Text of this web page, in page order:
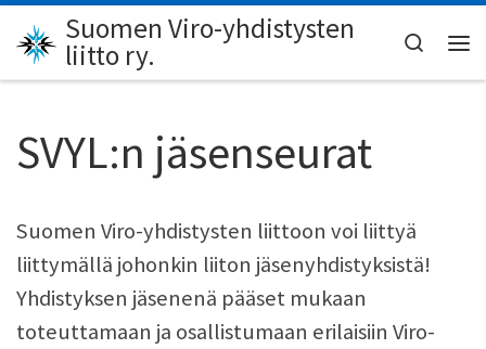
Skip to content
Suomen Viro-yhdistysten
liitto ry.
Search
SVYL:n jäsenseurat
Suomen Viro-yhdistysten liittoon voi liittyä
liittymällä johonkin liiton jäsenyhdistyksistä!
Yhdistyksen jäsenenä pääset mukaan
toteuttamaan ja osallistumaan erilaisiin Viro-